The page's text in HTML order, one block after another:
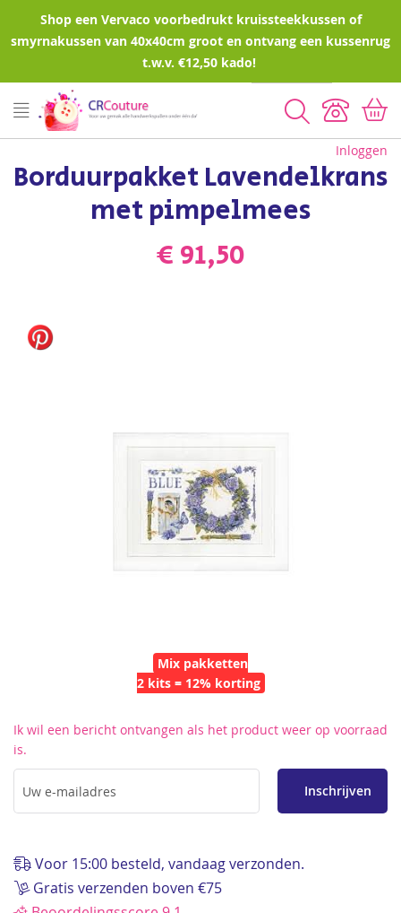
Shop een Vervaco voorbedrukt kruissteekkussen of
smyrnakussen van 40x40cm groot en ontvang een kussenrug
t.w.v. €12,50 kado!
Zoeken
Inloggen
Borduurpakket Lavendelkrans
met pimpelmees
€ 91,50
Mix pakketten
2 kits = 12% korting
naar
het
begin
de
Ik wil een bericht ontvangen als het product weer op voorraad
is.
Inschrijven
Voor 15:00 besteld, vandaag verzonden.
Gratis verzenden boven €75